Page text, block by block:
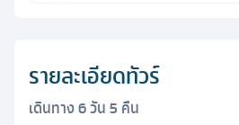
รายละเอียดทัวร์
เดินทาง6วัน5 คืน